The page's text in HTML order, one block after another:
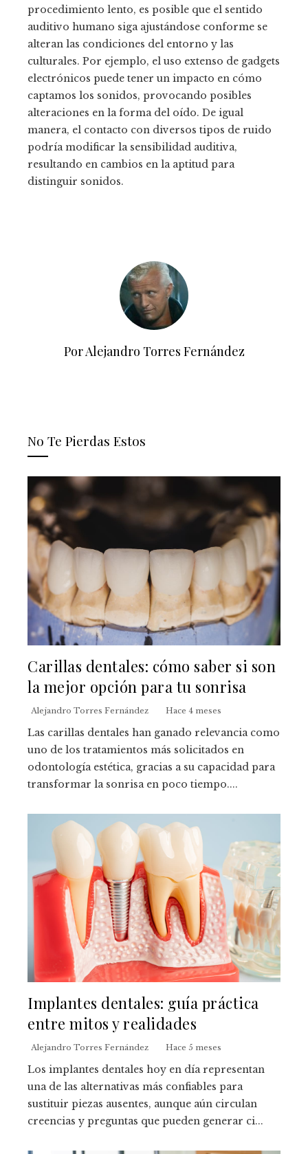
procedimiento lento, es posible que el sentido
auditivo humano siga ajustándose conforme se
alteran las condiciones del entorno y las
culturales. Por ejemplo, el uso extenso de gadgets
electrónicos puede tener un impacto en cómo
captamos los sonidos, provocando posibles
alteraciones en la forma del oído. De igual
manera, el contacto con diversos tipos de ruido
podría modificar la sensibilidad auditiva,
resultando en cambios en la aptitud para
distinguir sonidos.
Por Alejandro Torres Fernández
No Te Pierdas Estos
Carillas dentales: cómo saber si son
la mejor opción para tu sonrisa
Alejandro Torres Fernández Hace 4 meses
Las carillas dentales han ganado relevancia como
uno de los tratamientos más solicitados en
odontología estética, gracias a su capacidad para
transformar la sonrisa en poco tiempo....
Implantes dentales: guía práctica
entre mitos y realidades
Alejandro Torres Fernández Hace 5 meses
Los implantes dentales hoy en día representan
una de las alternativas más confiables para
sustituir piezas ausentes, aunque aún circulan
creencias y preguntas que pueden generar ci...